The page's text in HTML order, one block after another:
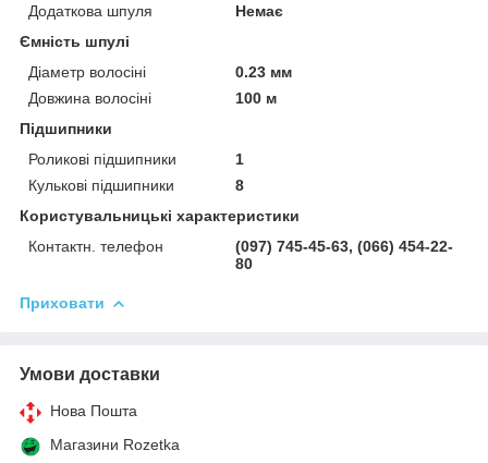
Додаткова шпуля
Немає
Ємність шпулі
Діаметр волосіні
0.23 мм
Довжина волосіні
100 м
Підшипники
Роликові підшипники
1
Кулькові підшипники
8
Користувальницькі характеристики
Контактн. телефон
(097) 745-45-63, (066) 454-22-
80
Приховати
Умови доставки
Нова Пошта
Магазини Rozetka